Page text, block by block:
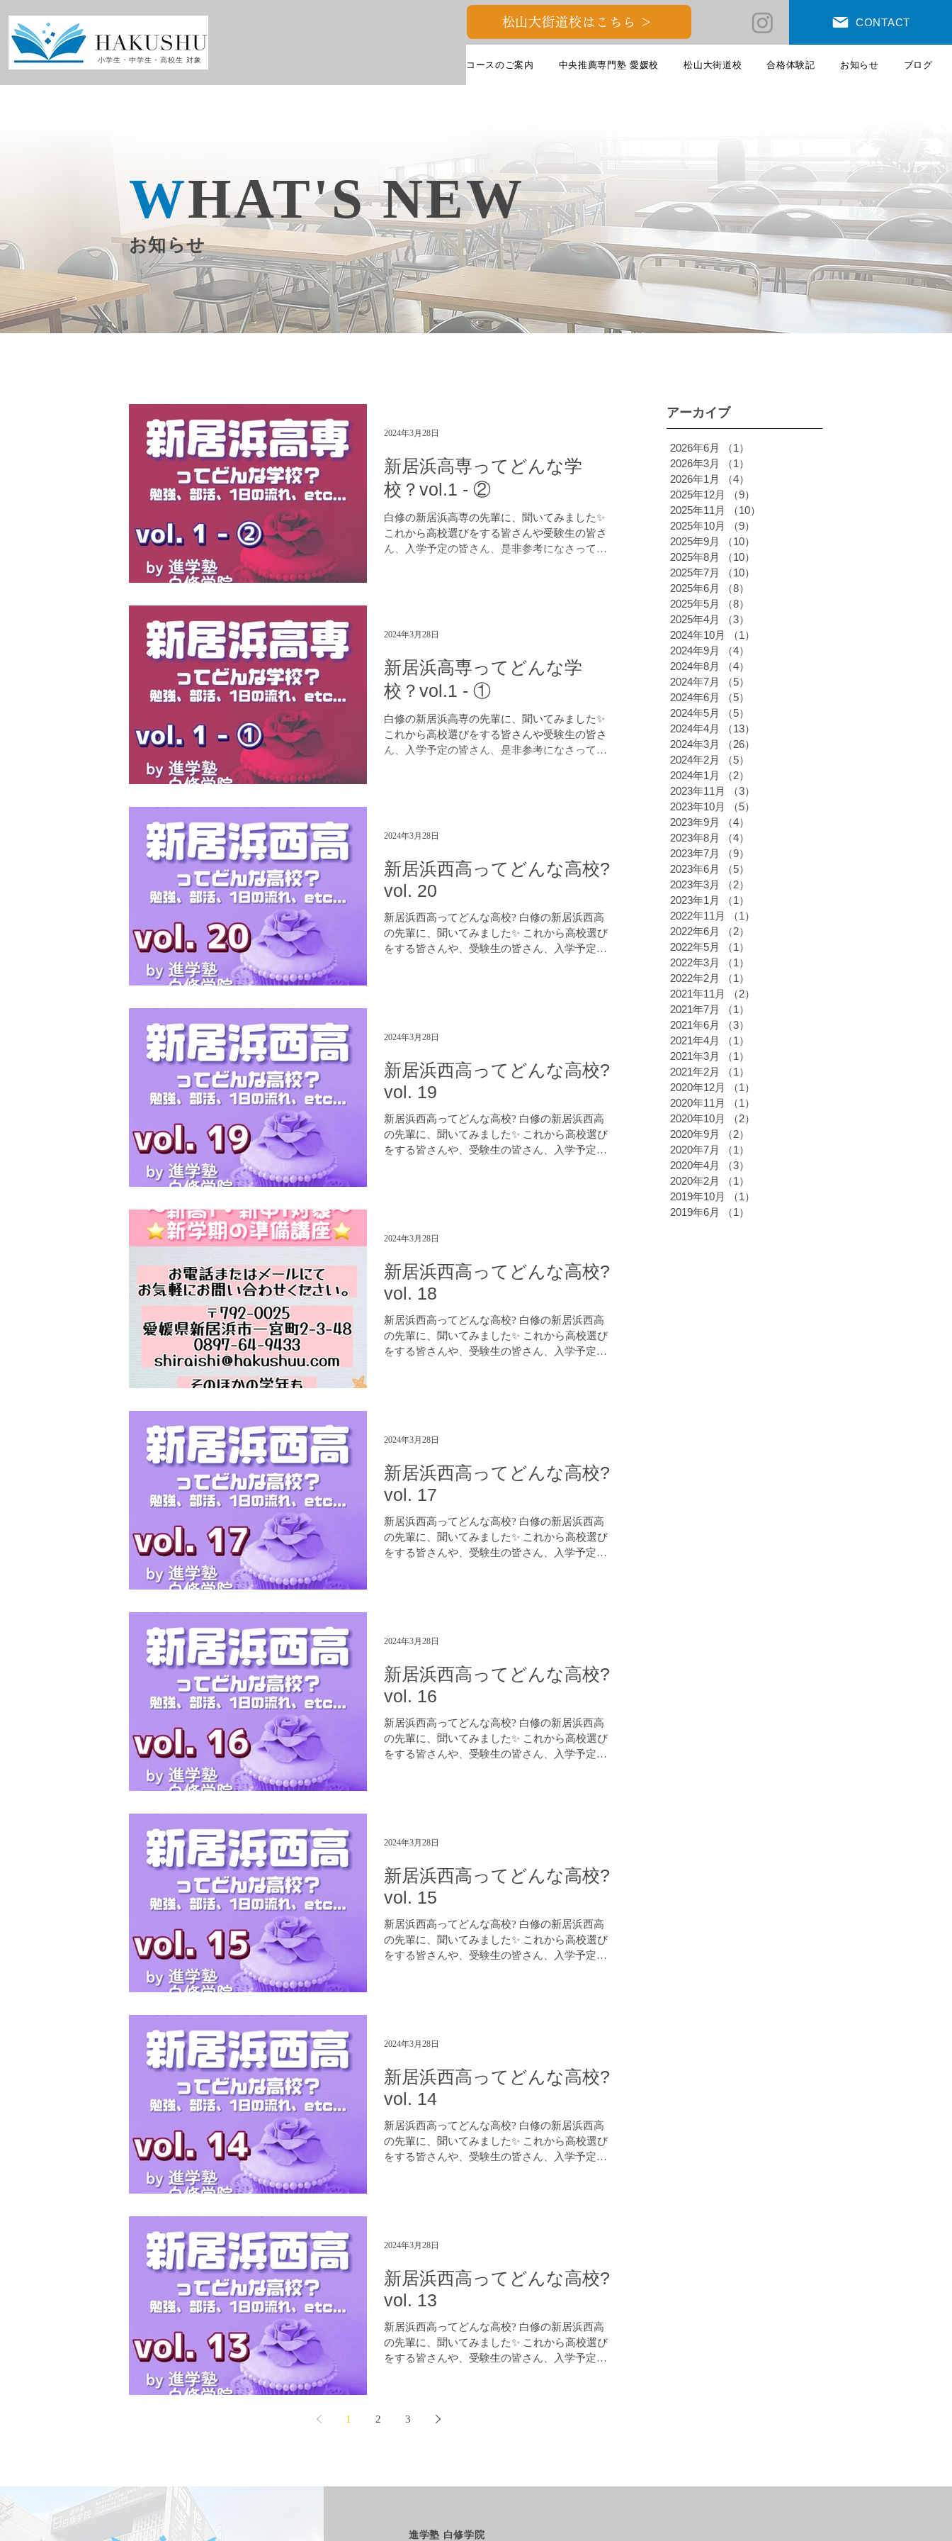
小学生・中学生・高校生 対象
松山大街道校はこちら ＞ CONTACT
コースのご案内 中央推薦専門塾 愛媛校 松山大街道校 合格体験記 お知らせ ブログ
WHAT'S NEW
お知らせ
新居浜高専ってどんな学
校？vol.1 - ②
白修の新居浜高専の先輩に、聞いてみました✨
これから高校選びをする皆さんや受験生の皆さ
ん、入学予定の皆さん、是非参考になさってく
2024年3月28日
新居浜高専ってどんな学
校？vol.1 - ①
白修の新居浜高専の先輩に、聞いてみました✨
これから高校選びをする皆さんや受験生の皆さ
ん、入学予定の皆さん、是非参考になさってく
2024年3月28日
新居浜西高ってどんな高校?
vol. 20
新居浜西高ってどんな高校? 白修の新居浜西高
の先輩に、聞いてみました✨ これから高校選び
をする皆さんや、受験生の皆さん、入学予定の
2024年3月28日
新居浜西高ってどんな高校?
vol. 19
新居浜西高ってどんな高校? 白修の新居浜西高
の先輩に、聞いてみました✨ これから高校選び
をする皆さんや、受験生の皆さん、入学予定の
2024年3月28日
新居浜西高ってどんな高校?
vol. 18
新居浜西高ってどんな高校? 白修の新居浜西高
の先輩に、聞いてみました✨ これから高校選び
をする皆さんや、受験生の皆さん、入学予定の
2024年3月28日
新居浜西高ってどんな高校?
vol. 17
新居浜西高ってどんな高校? 白修の新居浜西高
の先輩に、聞いてみました✨ これから高校選び
をする皆さんや、受験生の皆さん、入学予定の
2024年3月28日
新居浜西高ってどんな高校?
vol. 16
新居浜西高ってどんな高校? 白修の新居浜西高
の先輩に、聞いてみました✨ これから高校選び
をする皆さんや、受験生の皆さん、入学予定の
2024年3月28日
新居浜西高ってどんな高校?
vol. 15
新居浜西高ってどんな高校? 白修の新居浜西高
の先輩に、聞いてみました✨ これから高校選び
をする皆さんや、受験生の皆さん、入学予定の
2024年3月28日
新居浜西高ってどんな高校?
vol. 14
新居浜西高ってどんな高校? 白修の新居浜西高
の先輩に、聞いてみました✨ これから高校選び
をする皆さんや、受験生の皆さん、入学予定の
2024年3月28日
新居浜西高ってどんな高校?
vol. 13
新居浜西高ってどんな高校? 白修の新居浜西高
の先輩に、聞いてみました✨ これから高校選び
をする皆さんや、受験生の皆さん、入学予定の
2024年3月28日
1 2 3
アーカイブ
2026年6月 （1）
2026年3月
（1）
2026年1月
（4）
2025年12月
（9）
2025年11月
（10）
2025年10月
（9）
2025年9月
（10）
2025年8月
（10）
2025年7月
（10）
2025年6月
（8）
2025年5月
（8）
2025年4月
（3）
2024年10月
（1）
2024年9月
（4）
2024年8月
（4）
2024年7月
（5）
2024年6月
（5）
2024年5月
（5）
2024年4月
（13）
2024年3月
（26）
2024年2月
（5）
2024年1月
（2）
2023年11月
（3）
2023年10月
（5）
2023年9月
（4）
2023年8月
（4）
2023年7月
（9）
2023年6月
（5）
2023年3月
（2）
2023年1月
（1）
2022年11月
（1）
2022年6月
（2）
2022年5月
（1）
2022年3月
（1）
2022年2月
（1）
2021年11月
（2）
2021年7月
（1）
2021年6月
（3）
2021年4月
（1）
2021年3月
（1）
2021年2月
（1）
2020年12月
（1）
2020年11月
（1）
2020年10月
（2）
2020年9月
（2）
2020年7月
（1）
2020年4月
（3）
2020年2月
（1）
2019年10月
（1）
2019年6月
（1）
進学塾 白修学院